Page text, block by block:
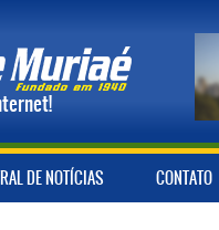
DE NOTÍCIAS CONTATO